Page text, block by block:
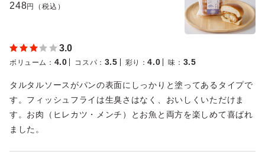
248円（税込）
3.0
ボリューム ： 4.0 コスパ ： 3.5 彩り ：4.0 味 ： 3.5
タルタルソースがパンの表面にしっかりと塗ってあるタイプで
す。フィッシュフライは生臭さはなく、おいしくいただけま
す。お肉（ヒレカツ・メンチ）とお魚と両方を楽しめて喜ばれ
ました。